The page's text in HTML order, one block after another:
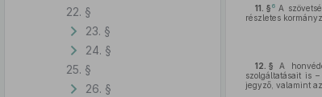
22. §
23. §
24. §
25. §
26. §
11. § 6 A
részletes
12. § A
szolgáltatásait is
jegyző, valamint